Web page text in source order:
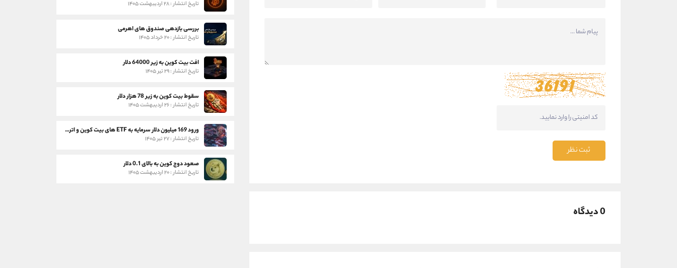
ثبت نظر
0 دیدگاه
تاریخ انتشار : ۲۸ اردیبهشت ۱۴۰۵
بررسی بازدهی صندوق های اهرمی
تاریخ انتشار : ۲۰ خرداد ۱۴۰۵
افت بیت کوین به زیر 64000 دلار
تاریخ انتشار : ۲۹ تیر ۱۴۰۵
سقوط بیت کوین به زیر 78 هزار دلار
تاریخ انتشار : ۲۶ اردیبهشت ۱۴۰۵
ورود 169 میلیون دلار سرمایه به ETF های بیت کوین و اتریوم
تاریخ انتشار : ۲۷ تیر ۱۴۰۵
صعود دوج کوین به بالای 0.1 دلار
تاریخ انتشار : ۲۰ اردیبهشت ۱۴۰۵